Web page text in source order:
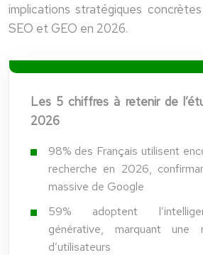
implications stratégiques
SEO et GEO en 2026.
Les 5 chiffres à retenir de
2026
98% des Français utilisent
recherche en 2026,
massive de Google
59% adoptent
générative, marquant une
d’utilisateurs